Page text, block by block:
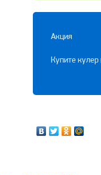
Акция
Купите кулер